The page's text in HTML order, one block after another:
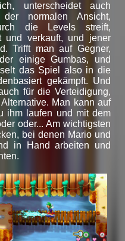
unterscheidet auch
normalen Ansicht,
die Levels streift,
und verkauft, und jener
Trifft man auf Gegner,
einige Gumbas, und
das Spiel also in die
gekämpft. Und
für die Verteidigung,
Man kann auf
ihm laufen und mit dem
oder... Am wichtigsten
bei denen Mario und
in Hand arbeiten und